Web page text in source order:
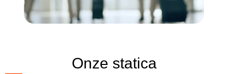
Onze statica